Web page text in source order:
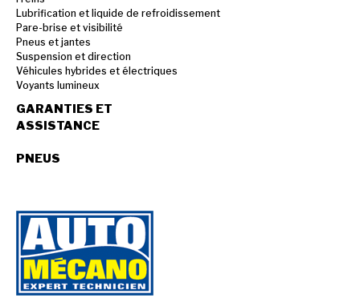
Lubrification et liquide de refroidissement
Pare-brise et visibilité
Pneus et jantes
Suspension et direction
Véhicules hybrides et électriques
Voyants lumineux
GARANTIES ET
ASSISTANCE
PNEUS